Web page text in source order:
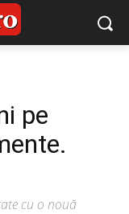
pe
cu o nouă